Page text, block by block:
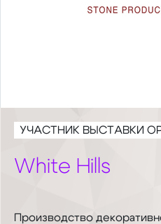
УЧАСТНИК ВЫСТАВКИ
White Hills
Производство